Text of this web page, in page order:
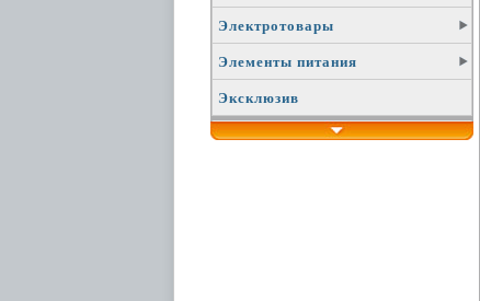
Электротовары
Элементы питания
Эксклюзив